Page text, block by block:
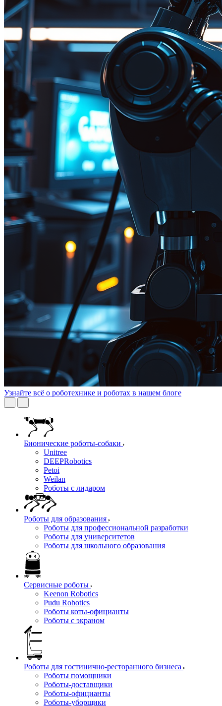
Узнайте всё о роботехнике и роботах в нашем блоге
Бионические роботы-собаки
Unitree
DEEPRobotics
Petoi
Weilan
Роботы с лидаром
Роботы для образования
Роботы для профессиональной разработки
Роботы для университетов
Роботы для школьного образования
Сервисные роботы
Keenon Robotics
Pudu Robotics
Роботы коты-официанты
Роботы с экраном
Роботы для гостинично-ресторанного бизнеса
Роботы помощники
Роботы-доставщики
Роботы-официанты
Роботы-уборщики